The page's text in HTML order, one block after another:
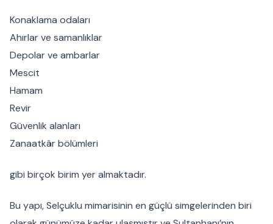
Konaklama odaları
Ahırlar ve samanlıklar
Depolar ve ambarlar
Mescit
Hamam
Revir
Güvenlik alanları
Zanaatkâr bölümleri
gibi birçok birim yer almaktadır.
Bu yapı, Selçuklu mimarisinin en güçlü simgelerinden biri